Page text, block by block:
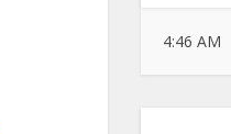
4:46 AM